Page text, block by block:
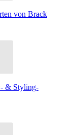
von Brack
& Styling-